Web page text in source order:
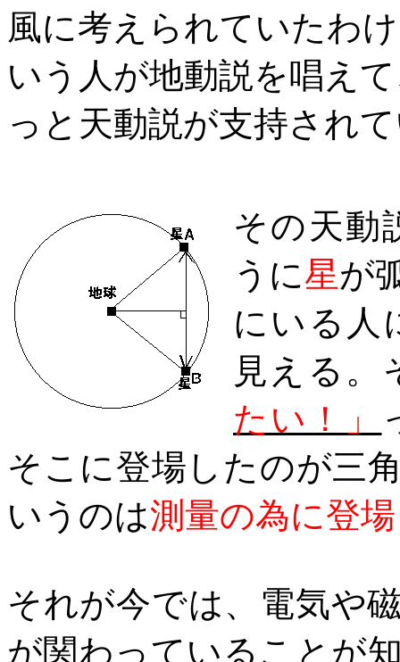
風に考えられていたわ
いう人が地動説を唱え
っと天動説が支持され
その天動
うに星が
にいる人
見える。
たい！」
そこに登場したのが三
いうのは測量の為に登場
それが今では、電気や
が関わっていることが